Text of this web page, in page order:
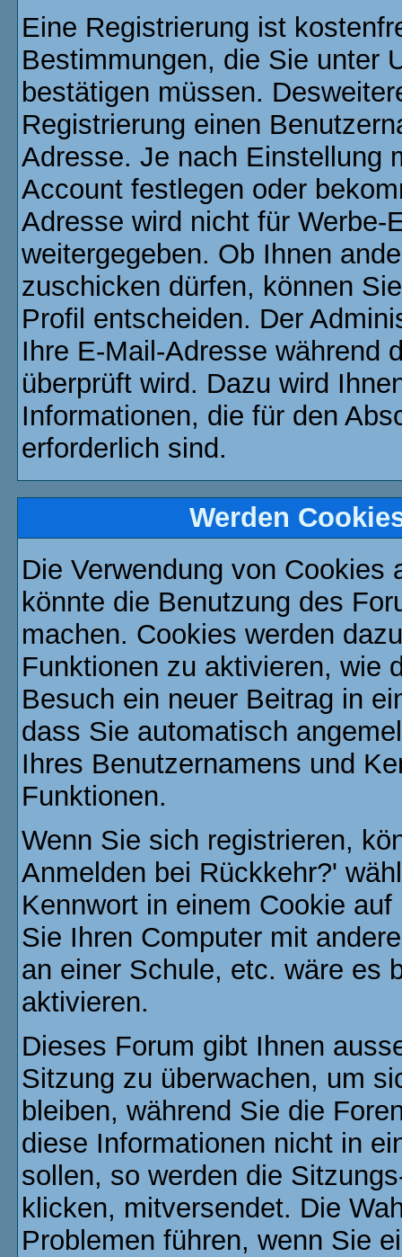
Eine Registrierung ist
Bestimmungen, die Sie unter
bestätigen müssen.
Registrierung einen
Adresse. Je nach Einstellung
Account festlegen oder
Adresse wird nicht für
weitergegeben. Ob Ihnen
zuschicken dürfen, können
Profil entscheiden. Der
Ihre E-Mail-Adresse während
überprüft wird. Dazu wird
Informationen, die für den
erforderlich sind.
Werden
Die Verwendung von
könnte die Benutzung des
machen. Cookies werden
Funktionen zu aktivieren, wie
Besuch ein neuer Beitrag in
dass Sie automatisch
Ihres Benutzernamens und
Funktionen.
Wenn Sie sich registrieren,
Anmelden bei Rückkehr?'
Kennwort in einem Cookie
Sie Ihren Computer mit
an einer Schule, etc. wäre es
aktivieren.
Dieses Forum gibt Ihnen
Sitzung zu überwachen, um
bleiben, während Sie die
diese Informationen nicht in
sollen, so werden die
klicken, mitversendet. Die
Problemen führen, wenn Sie